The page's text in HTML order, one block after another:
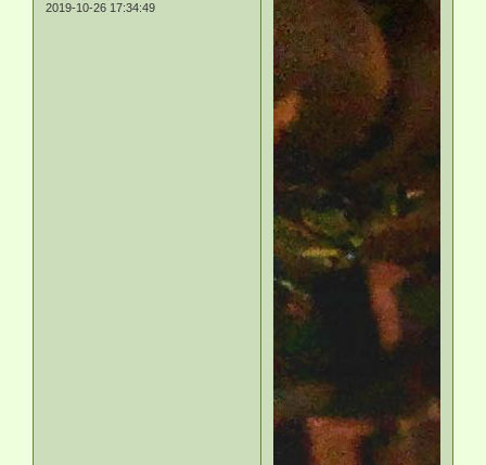
2019-10-26 17:34:49